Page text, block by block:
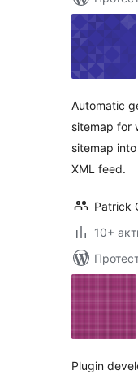
Automatic
sitemap for
sitemap
XML feed.
Patrick
10+
Plugin